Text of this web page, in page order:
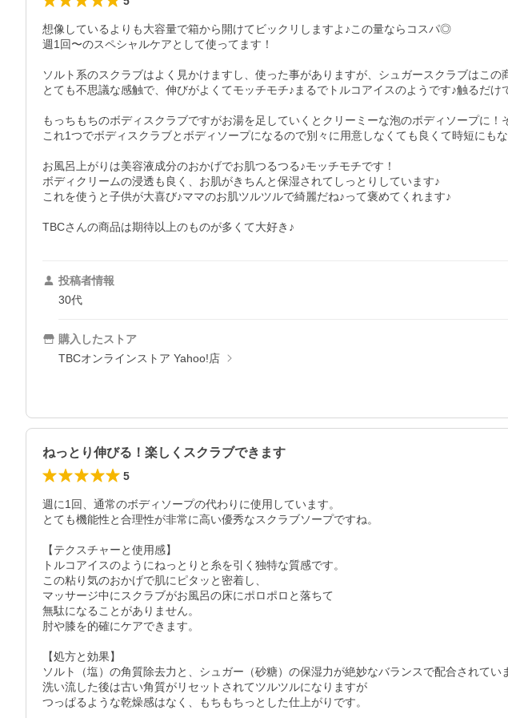
想像しているよりも大容量で箱から開けてビックリしますよ♪この量ならコスパ◎
週1回〜のスペシャルケアとして使ってます！
ソルト系のスクラブはよく見かけますし、使った事がありますが、シュガースクラブはこ
とても不思議な感触で、伸びがよくてモッチモチ♪まるでトルコアイスのようです♪触るだけ
もっちもちのボディスクラブですがお湯を足していくとクリーミーな泡のボディソープに！
これ1つでボディスクラブとボディソープになるので別々に用意しなくても良くて時短にも
お風呂上がりは美容液成分のおかげでお肌つるつる♪モッチモチです！
ボディクリームの浸透も良く、お肌がきちんと保湿されてしっとりしています♪
これを使うと子供が大喜び♪ママのお肌ツルツルで綺麗だね♪って褒めてくれます♪
TBCさんの商品は期待以上のものが多くて大好き♪
投稿者情報
30代
購入したストア
TBCオンラインストア Yahoo!店
ねっとり伸びる！楽しくスクラブできます
5
週に1回、通常のボディソープの代わりに使用しています。
とても機能性と合理性が非常に高い優秀なスクラブソープですね。
【テクスチャーと使用感】
トルコアイスのようにねっとりと糸を引く独特な質感です。
この粘り気のおかげで肌にピタッと密着し、
マッサージ中にスクラブがお風呂の床にポロポロと落ちて
無駄になることがありません。
肘や膝を的確にケアできます。
【処方と効果】
ソルト（塩）の角質除去力と、シュガー（砂糖）の保湿力が絶妙なバランスで配合されてい
洗い流した後は古い角質がリセットされてツルツルになりますが
つっぱるような乾燥感はなく、もちもちっとした仕上がりです。